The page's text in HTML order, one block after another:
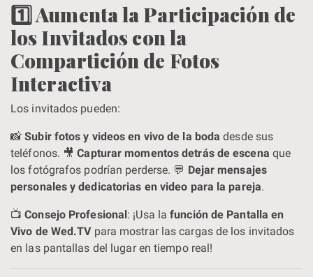
1️⃣ Aumenta la Participación de
los Invitados con la
Compartición de Fotos
Interactiva
Los invitados pueden:
📸Subir fotos y videos en vivo de la boda desde sus
teléfonos. 🎥Capturar momentos detrás de escena que
los fotógrafos podrían perderse. 💬 Dejar mensajes
personales y dedicatorias en video para la pareja.
📺Consejo Profesional: ¡Usa lafunción de Pantalla en
Vivo de Wed.TV para mostrar las cargas de los invitados
en las pantallas del lugar en tiempo real!